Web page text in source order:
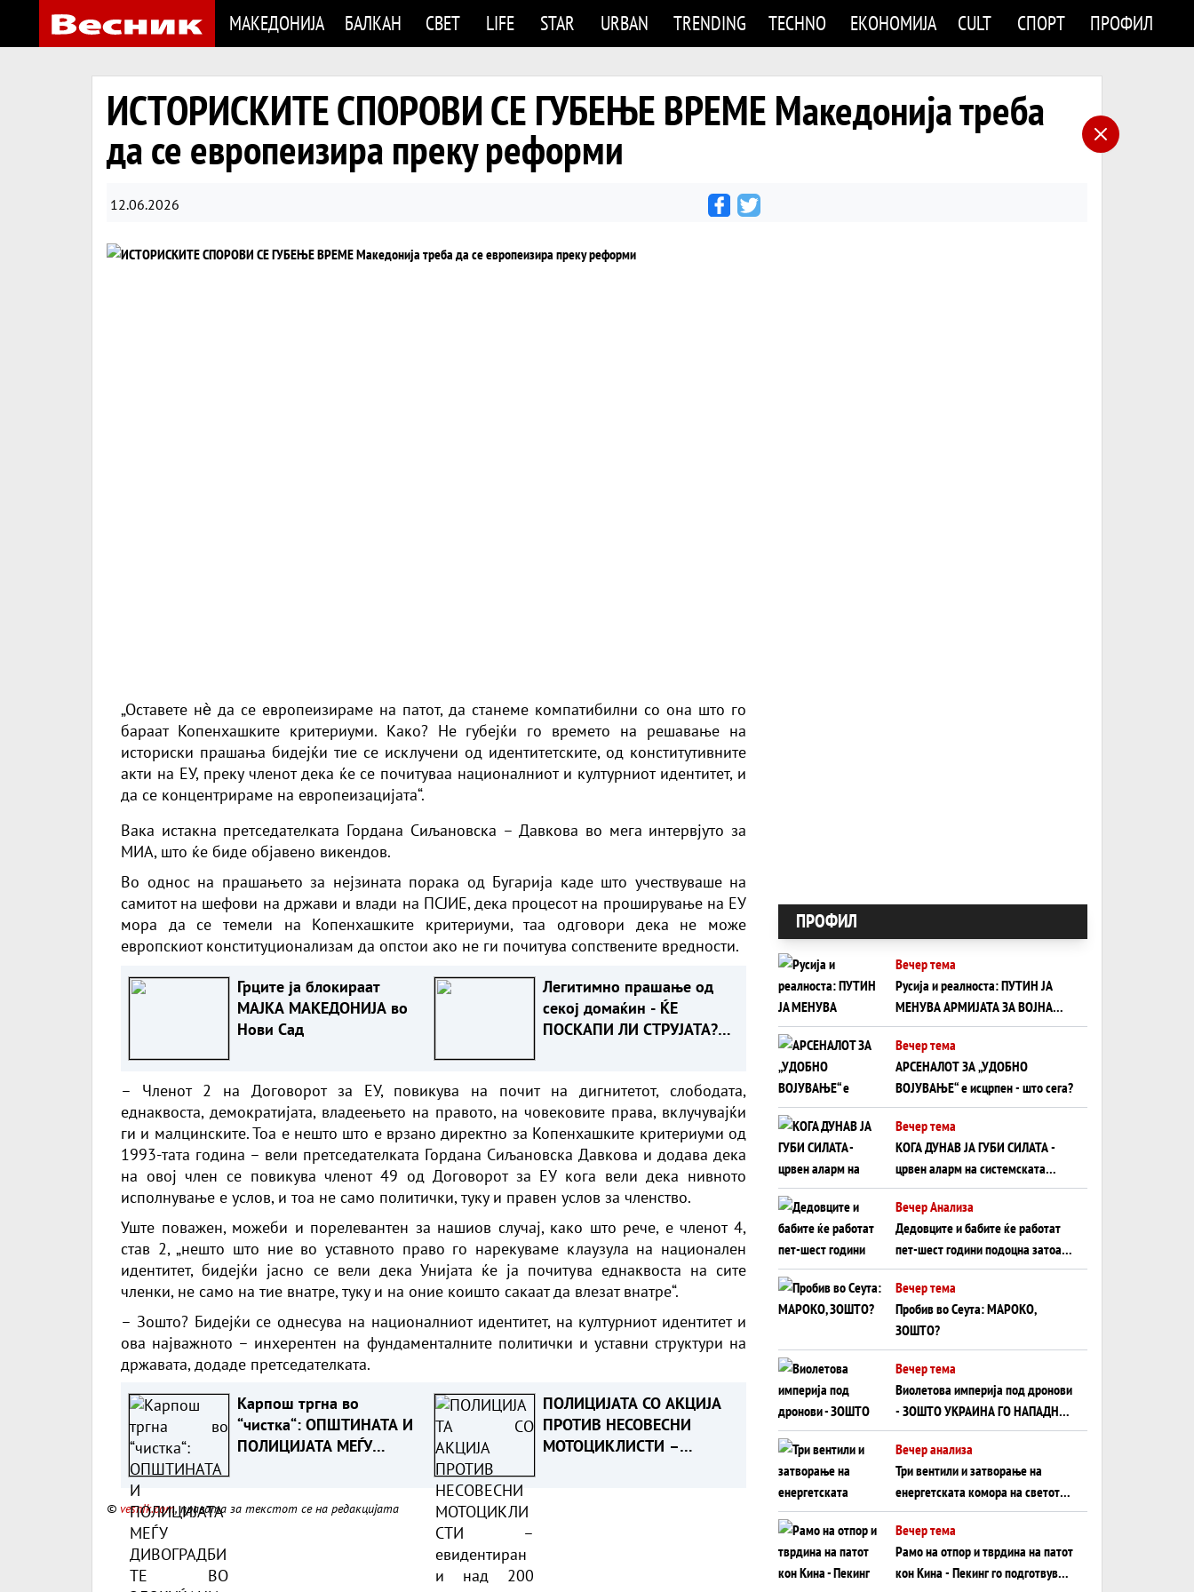
МАКЕДОНИЈА БАЛКАН СВЕТ LIFE STAR URBAN TRENDING TECHNO ЕКОНОМИЈА CULT СПОРТ ПРОФИЛ
ИСТОРИСКИТЕ СПОРОВИ СЕ ГУБЕЊЕ ВРЕМЕ Македонија треба
да се европеизира преку реформи
12.06.2026
„Оставете нѐ да се европеизираме на патот, да станеме компатибилни со она што го
бараат Копенхашките критериуми. Како? Не губејќи го времето на решавање на
историски прашања бидејќи тие се исклучени од идентитетските, од конститутивните
акти на ЕУ, преку членот дека ќе се почитуваа националниот и културниот идентитет, и
да се концентрираме на европеизацијата“.
Вака истакна претседателката Гордана Сиљановска – Давкова во мега интервјуто за
МИА, што ќе биде објавено викендов.
Во однос на прашањето за нејзината порака од Бугарија каде што учествуваше на
самитот на шефови на држави и влади на ПСЈИЕ, дека процесот на проширување на ЕУ
мора да се темели на Копенхашките критериуми, таа одговори дека не може
европскиот конституционализам да опстои ако не ги почитува сопствените вредности.
Грците ја блокираат
МАЈКА МАКЕДОНИЈА во
Нови Сад
Легитимно прашање од
секој домаќин - ЌЕ
ПОСКАПИ ЛИ СТРУЈАТА?
– Членот 2 на Договорот за ЕУ, повикува на почит на дигнитетот, слободата,
еднаквоста, демократијата, владеењето на правото, на човековите права, вклучувајќи
ги и малцинските. Тоа е нешто што е врзано директно за Копенхашките критериуми од
1993-тата година – вели претседателката Гордана Сиљановска Давкова и додава дека
на овој член се повикува членот 49 од Договорот за ЕУ кога вели дека нивното
исполнување е услов, и тоа не само политички, туку и правен услов за членство.
Уште поважен, можеби и порелевантен за нашиов случај, како што рече, е членот 4,
став 2, „нешто што ние во уставното право го нарекуваме клаузула на национален
идентитет, бидејќи јасно се вели дека Унијата ќе ја почитува еднаквоста на сите
членки, не само на тие внатре, туку и на оние коишто сакаат да влезат внатре“.
– Зошто? Бидејќи се однесува на националниот идентитет, на културниот идентитет и
ова најважното – инхерентен на фундаменталните политички и уставни структури на
државата, додаде претседателката.
Карпош тргна во
“чистка“: ОПШТИНАТА И
ПОЛИЦИЈАТА МЕЃУ
ПОЛИЦИЈАТА СО АКЦИЈА
ПРОТИВ НЕСОВЕСНИ
МОТОЦИКЛИСТИ –
© vesnik.com, правата за текстот се на редакцијата
ПРОФИЛ
Вечер тема
Русија и реалноста: ПУТИН ЈА
МЕНУВА АРМИЈАТА ЗА ВОЈНА
ШТО ОСТАНУВА БЕЗ ФРОНТ
Вечер тема
АРСЕНАЛОТ ЗА „УДОБНО
ВОЈУВАЊЕ“ е исцрпен - што сега?
Вечер тема
КОГА ДУНАВ ЈА ГУБИ СИЛАТА -
црвен аларм на системската
плоча од јужна Германија до
Црното Море...
Вечер Анализа
Дедовците и бабите ќе работат
пет-шест години подоцна затоа
што НЕМААТ ВНУЦИ ДА ГИ
ЗАМЕНАТ
Вечер тема
Пробив во Сеута: МАРОКО,
ЗОШТО?
Вечер тема
Виолетова империја под дронови
- ЗОШТО УКРАИНА ГО НАПАДНА
РУСКИОТ WILDBERRIES
Вечер анализа
Три вентили и затворање на
енергетската комора на светот:
Нападот во Суец најавува
глобален енергетски инфаркт?
Вечер тема
Рамо на отпор и тврдина на патот
кон Кина - Пекинг го подготвува